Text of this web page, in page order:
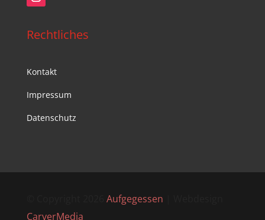
Rechtliches
Kontakt
Impressum
Datenschutz
Aufgegessen
CarverMedia